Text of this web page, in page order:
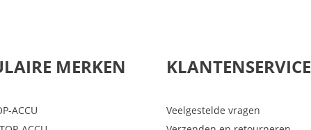
MERKEN
ACCU
KLANTENSERVICE
Veelgestelde vragen